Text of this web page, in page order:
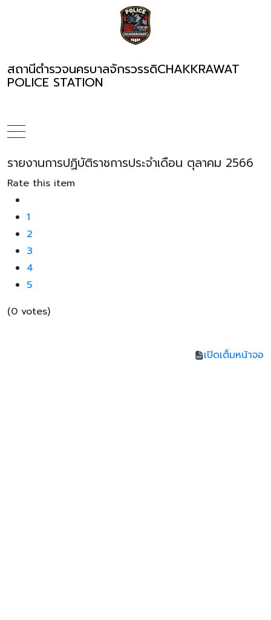
สถานีตำรวจนครบาลจักรวรรดิCHAKKRAWAT
POLICE STATION
รายงานการปฏิบัติราชการประจำเดือน ตุลาคม 2566
Rate this item
1
2
3
4
5
(0 votes)
เปิดเต็มหน้าจอ